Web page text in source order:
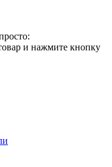
и нажмите кнопку